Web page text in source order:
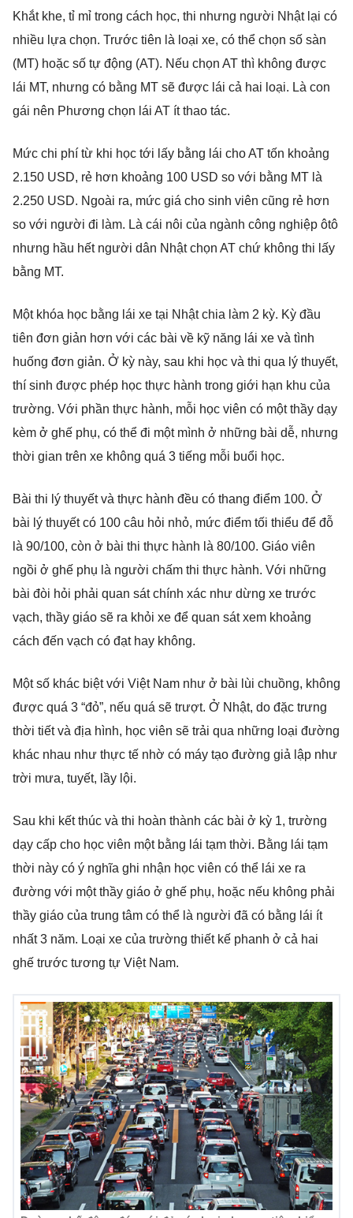
Khắt khe, tỉ mỉ trong cách học, thi nhưng người Nhật lại có
nhiều lựa chọn. Trước tiên là loại xe, có thể chọn số sàn
(MT) hoặc số tự động (AT). Nếu chọn AT thì không được
lái MT, nhưng có bằng MT sẽ được lái cả hai loại. Là con
gái nên Phương chọn lái AT ít thao tác.
Mức chi phí từ khi học tới lấy bằng lái cho AT tốn khoảng
2.150 USD, rẻ hơn khoảng 100 USD so với bằng MT là
2.250 USD. Ngoài ra, mức giá cho sinh viên cũng rẻ hơn
so với người đi làm. Là cái nôi của ngành công nghiệp ôtô
nhưng hầu hết người dân Nhật chọn AT chứ không thi lấy
bằng MT.
Một khóa học bằng lái xe tại Nhật chia làm 2 kỳ. Kỳ đầu
tiên đơn giản hơn với các bài về kỹ năng lái xe và tình
huống đơn giản. Ở kỳ này, sau khi học và thi qua lý thuyết,
thí sinh được phép học thực hành trong giới hạn khu của
trường. Với phần thực hành, mỗi học viên có một thầy dạy
kèm ở ghế phụ, có thể đi một mình ở những bài dễ, nhưng
thời gian trên xe không quá 3 tiếng mỗi buổi học.
Bài thi lý thuyết và thực hành đều có thang điểm 100. Ở
bài lý thuyết có 100 câu hỏi nhỏ, mức điểm tối thiểu để đỗ
là 90/100, còn ở bài thi thực hành là 80/100. Giáo viên
ngồi ở ghế phụ là người chấm thi thực hành. Với những
bài đòi hỏi phải quan sát chính xác như dừng xe trước
vạch, thầy giáo sẽ ra khỏi xe để quan sát xem khoảng
cách đến vạch có đạt hay không.
Một số khác biệt với Việt Nam như ở bài lùi chuồng, không
được quá 3 “đỏ”, nếu quá sẽ trượt. Ở Nhật, do đặc trưng
thời tiết và địa hình, học viên sẽ trải qua những loại đường
khác nhau như thực tế nhờ có máy tạo đường giả lập như
trời mưa, tuyết, lầy lội.
Sau khi kết thúc và thi hoàn thành các bài ở kỳ 1, trường
dạy cấp cho học viên một bằng lái tạm thời. Bằng lái tạm
thời này có ý nghĩa ghi nhận học viên có thể lái xe ra
đường với một thầy giáo ở ghế phụ, hoặc nếu không phải
thầy giáo của trung tâm có thể là người đã có bằng lái ít
nhất 3 năm. Loại xe của trường thiết kế phanh ở cả hai
ghế trước tương tự Việt Nam.